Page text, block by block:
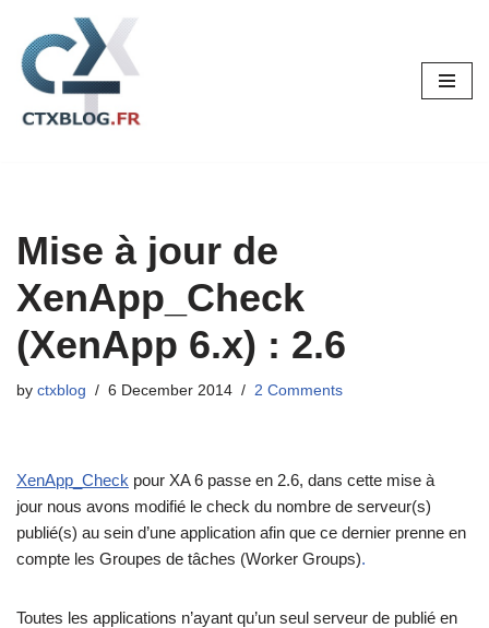
Skip
to
content
Mise à jour de
XenApp_Check
(XenApp 6.x) : 2.6
by ctxblog 6 December 2014 2 Comments
XenApp_Check pour XA 6 passe en 2.6, dans cette mise à
jour nous avons modifié le check du nombre de serveur(s)
publié(s) au sein d’une application afin que ce dernier prenne en
compte les Groupes de tâches (Worker Groups).
Toutes les applications n’ayant qu’un seul serveur de publié en